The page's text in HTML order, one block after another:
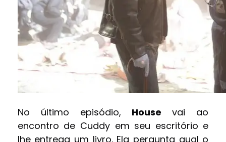
No último episódio, Housevai ao
encontro de Cuddy em seu escritório e
lhe entrega um livro. Ela pergunta qual o